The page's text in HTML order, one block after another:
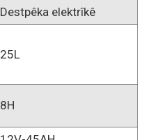
Destpêka elektrîkê
25L
8H